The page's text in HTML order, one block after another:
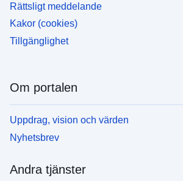
Rättsligt meddelande
Kakor (cookies)
Tillgänglighet
Om portalen
Uppdrag, vision och värden
Nyhetsbrev
Andra tjänster